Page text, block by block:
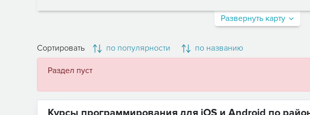
Развернуть карту
Сортировать по популярности по названию
Раздел пуст